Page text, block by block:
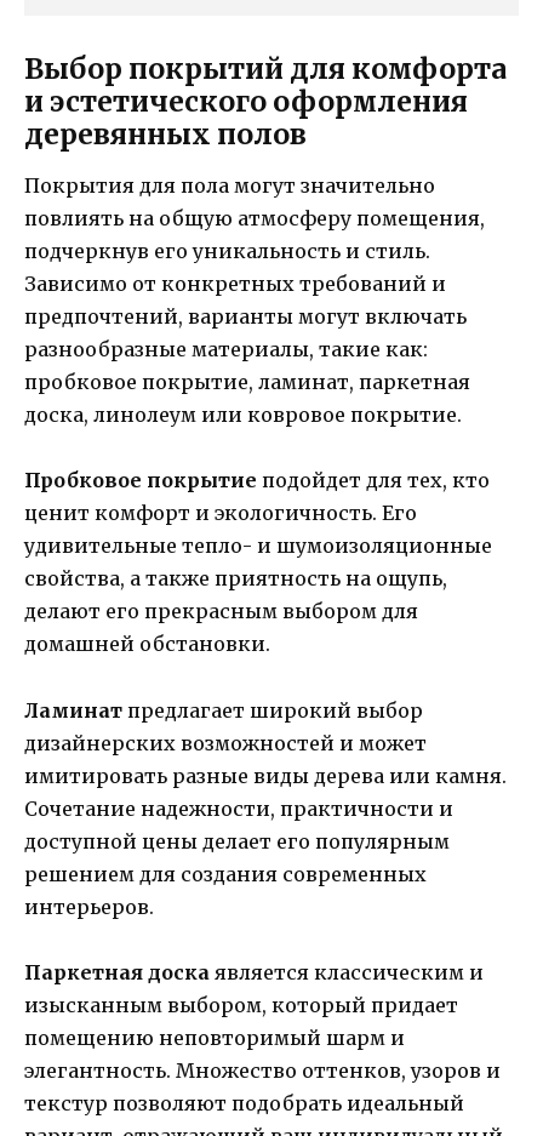
Выбор покрытий для комфорта
и эстетического оформления
деревянных полов
Покрытия для пола могут значительно
повлиять на общую атмосферу помещения,
подчеркнув его уникальность и стиль.
Зависимо от конкретных требований и
предпочтений, варианты могут включать
разнообразные материалы, такие как:
пробковое покрытие, ламинат, паркетная
доска, линолеум или ковровое покрытие.
Пробковое покрытие подойдет для тех, кто
ценит комфорт и экологичность. Его
удивительные тепло- и шумоизоляционные
свойства, а также приятность на ощупь,
делают его прекрасным выбором для
домашней обстановки.
Ламинат предлагает широкий выбор
дизайнерских возможностей и может
имитировать разные виды дерева или камня.
Сочетание надежности, практичности и
доступной цены делает его популярным
решением для создания современных
интерьеров.
Паркетная доска является классическим и
изысканным выбором, который придает
помещению неповторимый шарм и
элегантность. Множество оттенков, узоров и
текстур позволяют подобрать идеальный